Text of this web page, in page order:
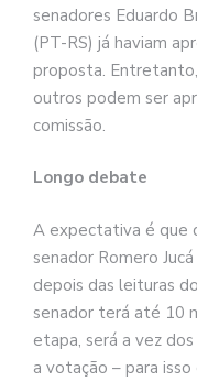
senadores Eduardo
(PT-RS) já haviam
proposta.
outros podem ser
comissão.
Longo debate
A expectativa é que
senador Romero
depois das leituras
senador terá até 10
etapa, será a vez
a votação – para